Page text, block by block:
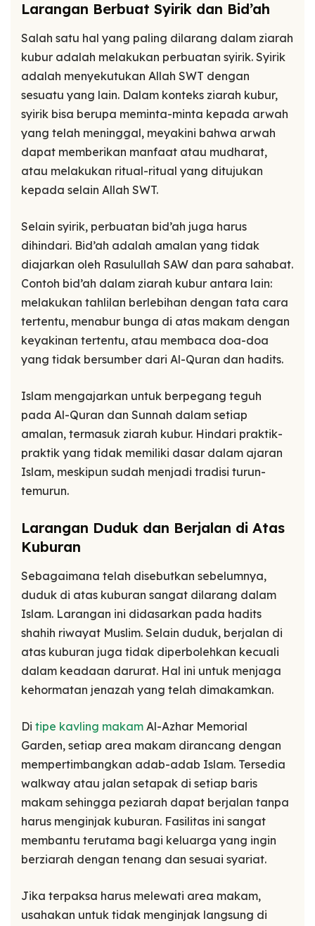
Larangan Berbuat Syirik dan Bid’ah
Salah satu hal yang paling dilarang dalam ziarah
kubur adalah melakukan perbuatan syirik. Syirik
adalah menyekutukan Allah SWT dengan
sesuatu yang lain. Dalam konteks ziarah kubur,
syirik bisa berupa meminta-minta kepada arwah
yang telah meninggal, meyakini bahwa arwah
dapat memberikan manfaat atau mudharat,
atau melakukan ritual-ritual yang ditujukan
kepada selain Allah SWT.
Selain syirik, perbuatan bid’ah juga harus
dihindari. Bid’ah adalah amalan yang tidak
diajarkan oleh Rasulullah SAW dan para sahabat.
Contoh bid’ah dalam ziarah kubur antara lain:
melakukan tahlilan berlebihan dengan tata cara
tertentu, menabur bunga di atas makam dengan
keyakinan tertentu, atau membaca doa-doa
yang tidak bersumber dari Al-Quran dan hadits.
Islam mengajarkan untuk berpegang teguh
pada Al-Quran dan Sunnah dalam setiap
amalan, termasuk ziarah kubur. Hindari praktik-
praktik yang tidak memiliki dasar dalam ajaran
Islam, meskipun sudah menjadi tradisi turun-
temurun.
Larangan Duduk dan Berjalan di Atas
Kuburan
Sebagaimana telah disebutkan sebelumnya,
duduk di atas kuburan sangat dilarang dalam
Islam. Larangan ini didasarkan pada hadits
shahih riwayat Muslim. Selain duduk, berjalan di
atas kuburan juga tidak diperbolehkan kecuali
dalam keadaan darurat. Hal ini untuk menjaga
kehormatan jenazah yang telah dimakamkan.
Di tipe kavling makam Al-Azhar Memorial
Garden, setiap area makam dirancang dengan
mempertimbangkan adab-adab Islam. Tersedia
walkway atau jalan setapak di setiap baris
makam sehingga peziarah dapat berjalan tanpa
harus menginjak kuburan. Fasilitas ini sangat
membantu terutama bagi keluarga yang ingin
berziarah dengan tenang dan sesuai syariat.
Jika terpaksa harus melewati area makam,
usahakan untuk tidak menginjak langsung di